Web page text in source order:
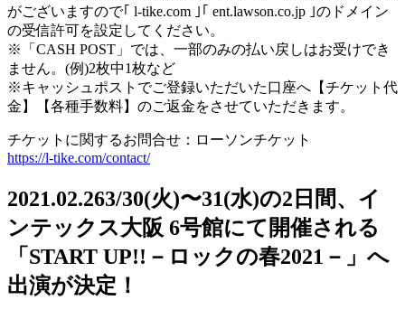
がございますので｢ l-tike.com ｣｢ ent.lawson.co.jp ｣のドメイン
の受信許可を設定してください。
※「CASH POST」では、一部のみの払い戻しはお受けでき
ません。(例)2枚中1枚など
※キャッシュポストでご登録いただいた口座へ【チケット代
金】【各種手数料】のご返金をさせていただきます。
チケットに関するお問合せ：ローソンチケット
https://l-tike.com/contact/
2021.02.263/30(火)〜31(水)の2日間、イ
ンテックス大阪 6号館にて開催される
「START UP!!－ロックの春2021－」へ
出演が決定！